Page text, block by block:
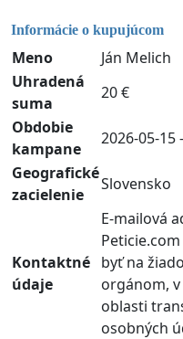
Informácie o kupujúcom
Meno
Ján Melich
Uhradená
suma
20 €
Obdobie
kampane
2026-05-15
Geografické
zacielenie
Slovensko
Kontaktné
údaje
E-mailová
byť na
orgánom,
oblasti
osobných